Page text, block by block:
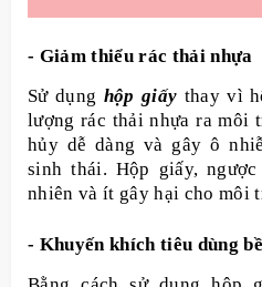
- Giảm thiểu rác thải nhựa
Sử dụng hộp giấy thay vì
lượng rác thải nhựa ra môi
hủy dễ dàng và gây ô
sinh thái. Hộp giấy,
nhiên và ít gây hại cho môi
- Khuyến khích tiêu dùng